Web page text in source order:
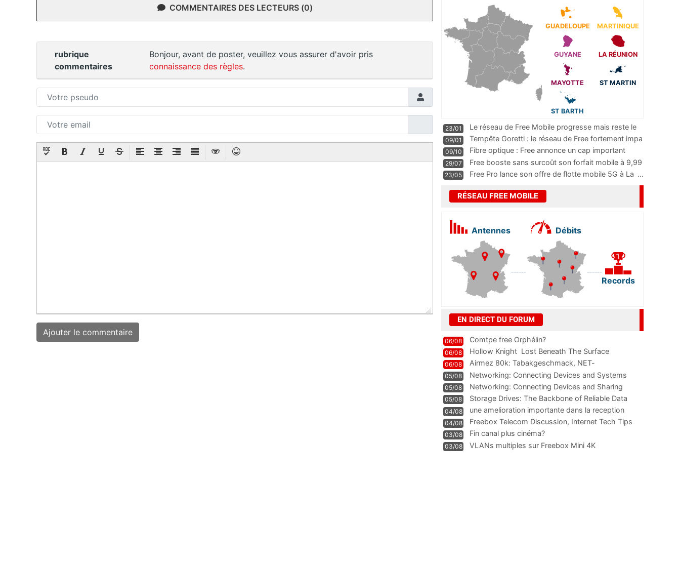
COMMENTAIRES DES LECTEURS (0)
rubrique
commentaires
Bonjour, avant de poster, veuillez vous assurer d'avoir pris
connaissance des règles.
GUADELOUPE MARTINIQUE
GUYANE LA RÉUNION
MAYOTTE ST MARTIN
ST BARTH
23/01
Le réseau de Free Mobile progresse mais reste le
m
...
09/01
Tempête Goretti : le réseau de Free fortement impa
09/10
Fibre optique : Free annonce un cap important
pass
...
29/07
Free booste sans surcoût son forfait mobile à 9,99
23/05 Free Pro lance son offre de flotte mobile 5G à La ...
RÉSEAU FREE MOBILE
Antennes Débits
Records
EN DIRECT DU FORUM
06/08 Comtpe free Orphélin?
06/08 Hollow Knight  Lost Beneath The Surface
06/08
Airmez 80k: Tabakgeschmack, NET-
Technologie und Leistung im
05/08 Networking: Connecting Devices and Systems
05/08
Networking: Connecting Devices and Sharing
Information
05/08
Storage Drives: The Backbone of Reliable Data
Management
04/08
une amelioration importante dans la reception
WIFI
04/08
Freebox Telecom Discussion, Internet Tech Tips
Communi
03/08 Fin canal plus cinéma?
03/08 VLANs multiples sur Freebox Mini 4K